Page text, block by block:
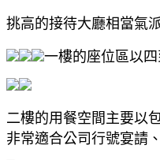
挑高的接待大廳相當氣
一樓的座位區以
二樓的用餐空間主要以
非常適合公司行號宴請